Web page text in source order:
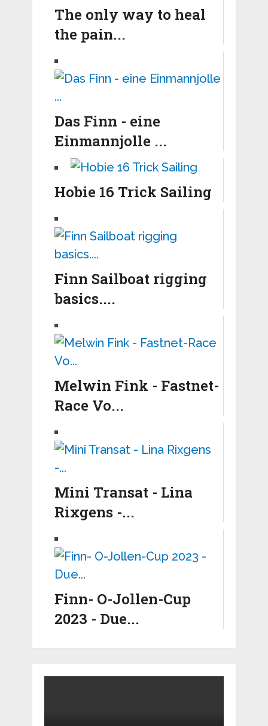
The only way to heal
the pain...
Das Finn - eine
Einmannjolle ...
Hobie 16 Trick Sailing
Finn Sailboat rigging
basics....
Melwin Fink - Fastnet-
Race Vo...
Mini Transat - Lina
Rixgens -...
Finn- O-Jollen-Cup
2023 - Due...